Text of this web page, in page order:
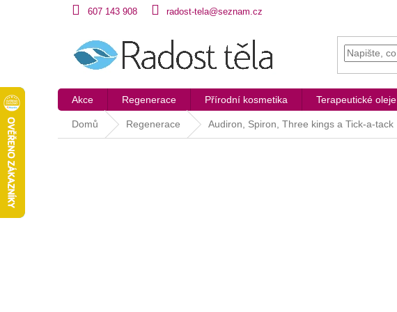
607 143 908 radost-tela@seznam.cz
Akce Regenerace Přírodní kosmetika Terapeutické oleje
Domů Regenerace Audiron, Spiron, Three kings a Tick-a-tack